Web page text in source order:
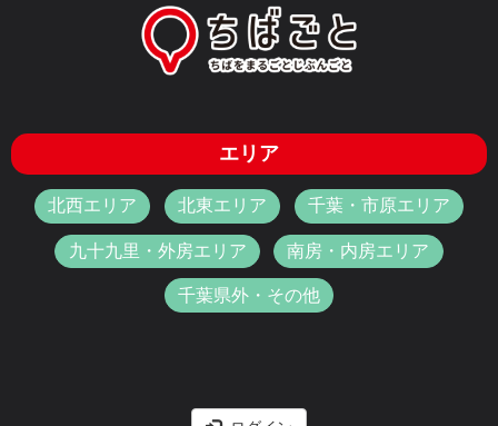
エリア
北西エリア 北東エリア 千葉・市原エリア
九十九里・外房エリア 南房・内房エリア
千葉県外・その他